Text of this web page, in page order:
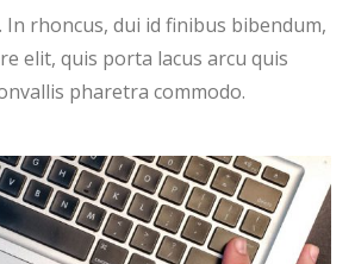
In rhoncus, dui id finibus bibendum,
elit, quis porta lacus arcu quis
pharetra commodo.